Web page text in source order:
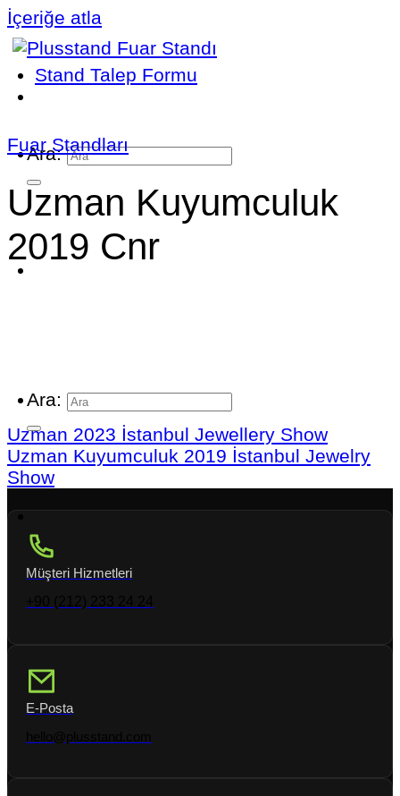
İçeriğe atla
Stand Talep Formu
Ara:
Ara:
Fuar Standları
Uzman Kuyumculuk
2019 Cnr
Uzman 2023 İstanbul Jewellery Show
Uzman Kuyumculuk 2019 İstanbul Jewelry
Show
Müşteri Hizmetleri
E-Posta